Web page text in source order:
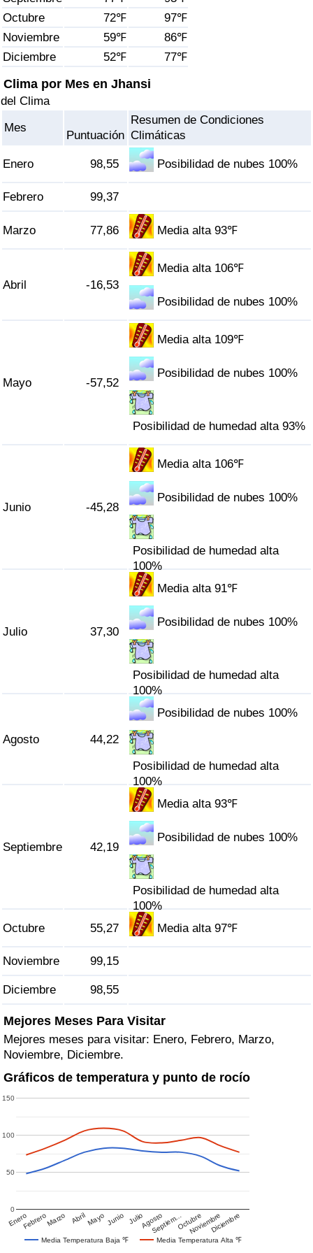
Octubre
72℉
97℉
Noviembre
59℉
86℉
Diciembre
52℉ 77℉
Clima por Mes en Jhansi
del Clima
Mes
Puntuación
Resumen de Condiciones
Climáticas
Enero 98,55 Posibilidad de nubes 100%
Febrero 99,37
Marzo 77,86 Media alta 93℉
Abril -16,53
Media alta 106℉
Posibilidad de nubes 100%
Mayo -57,52
Media alta 109℉
Posibilidad de nubes 100%
Posibilidad de humedad alta 93%
Junio -45,28
Media alta 106℉
Posibilidad de nubes 100%
Posibilidad de humedad alta
100%
Julio 37,30
Media alta 91℉
Posibilidad de nubes 100%
Posibilidad de humedad alta
100%
Agosto 44,22
Posibilidad de nubes 100%
Posibilidad de humedad alta
100%
Septiembre 42,19
Media alta 93℉
Posibilidad de nubes 100%
Posibilidad de humedad alta
100%
Octubre
55,27 Media alta 97℉
Noviembre 99,15
Diciembre 98,55
Mejores Meses Para Visitar
Mejores meses para visitar: Enero, Febrero, Marzo,
Noviembre, Diciembre.
Gráficos de temperatura y punto de rocío
Media Temperatura Baja ℉ Media Temperatura Alta ℉
EneroFebreroMarzo AbrilMayo Junio JulioAgosto
Septiem…OctubreNoviembreDiciembre
0
50
100
150
Índice de criminalidad por país
Sanidad
Índice de Sanidad (Actual)
Índice de Sanidad por País
Índice de Contaminación (Actual)
Índice de contaminación
Índice de Contaminación por País
Índice de Tráfico (Actual)
Índice de Tráfico por País